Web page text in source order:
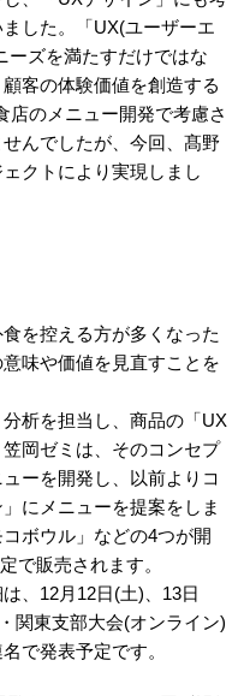
した。「UX(ユーザーエ
ーズを満たすだけではな
客の体験価値を創造する
店のメニュー開発で考慮さ
んでしたが、今回、髙野
クトにより実現しまし
を控える方が多くなった
味や価値を見直すことを
析を担当し、商品の「UX
岡ゼミは、そのコンセプ
ーを開発し、以前よりコ
にメニューを提案をしま
ボウル」などの4つが開
で販売されます。
、12月12日(土)、13日
関東支部大会(オンライン)
で発表予定です。